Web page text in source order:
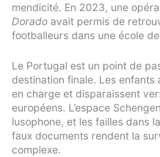
mendicité. En 2023, une
Dorado avait permis de
footballeurs dans une école
Le Portugal est un point de
destination finale. Les
en charge et disparaissent
européens. L’espace
lusophone, et les failles dans
faux documents rendent la
complexe.